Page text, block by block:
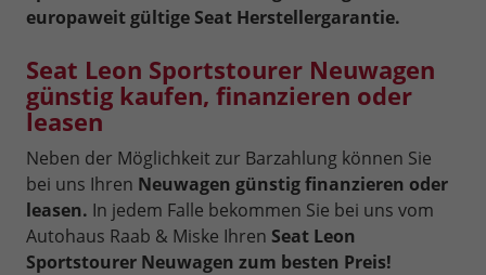
europaweit gültige Seat Herstellergarantie.
Seat Leon Sportstourer Neuwagen
günstig kaufen, finanzieren oder
leasen
Neben der Möglichkeit zur Barzahlung können Sie
bei uns Ihren Neuwagen günstig finanzieren oder
leasen. In jedem Falle bekommen Sie bei uns vom
Autohaus Raab & Miske Ihren Seat Leon
Sportstourer Neuwagen zum besten Preis!